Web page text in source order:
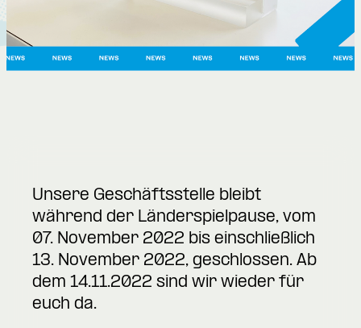
Unsere Geschäftsstelle bleibt
während der Länderspielpause, vom
07. November 2022 bis einschließlich
13. November 2022, geschlossen. Ab
dem 14.11.2022 sind wir wieder für
euch da.